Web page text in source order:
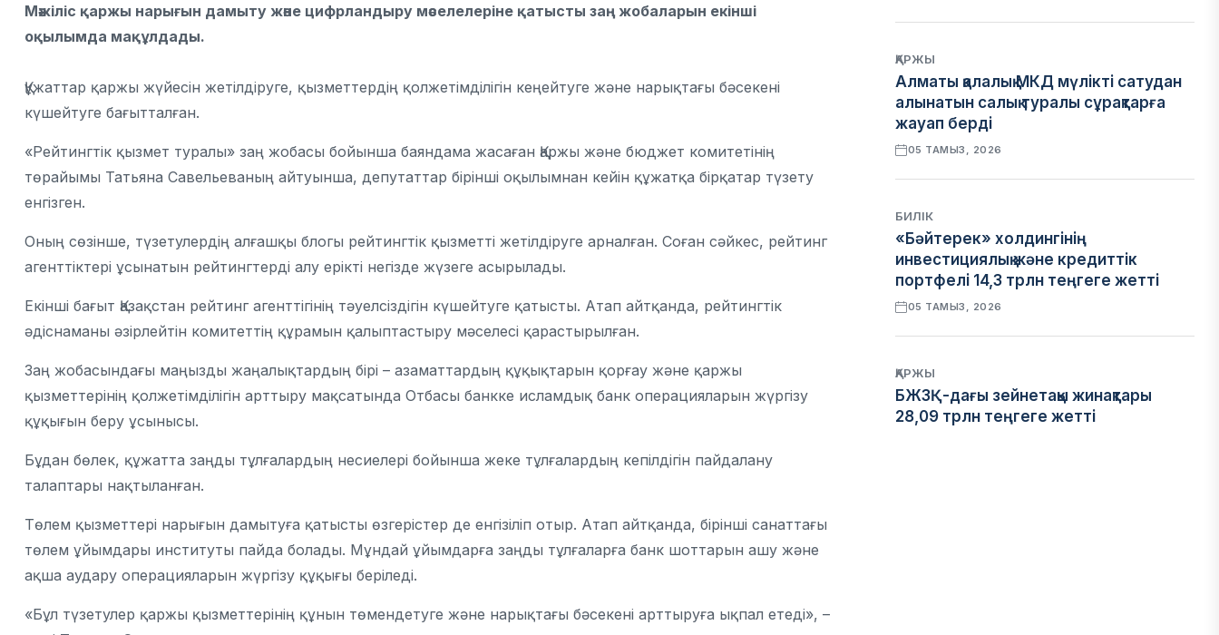
Мәжіліс қаржы нарығын дамыту және цифрландыру мәселелеріне қатысты заң жобаларын екінші
оқылымда мақұлдады.
Құжаттар қаржы жүйесін жетілдіруге, қызметтердің қолжетімділігін кеңейтуге және нарықтағы бәсекені
күшейтуге бағытталған.
«Рейтингтік қызмет туралы» заң жобасы бойынша баяндама жасаған Қаржы және бюджет комитетінің
төрайымы Татьяна Савельеваның айтуынша, депутаттар бірінші оқылымнан кейін құжатқа бірқатар түзету
енгізген.
Оның сөзінше, түзетулердің алғашқы блогы рейтингтік қызметті жетілдіруге арналған. Соған сәйкес, рейтинг
агенттіктері ұсынатын рейтингтерді алу ерікті негізде жүзеге асырылады.
Екінші бағыт Қазақстан рейтинг агенттігінің тәуелсіздігін күшейтуге қатысты. Атап айтқанда, рейтингтік
әдіснаманы әзірлейтін комитеттің құрамын қалыптастыру мәселесі қарастырылған.
Заң жобасындағы маңызды жаңалықтардың бірі – азаматтардың құқықтарын қорғау және қаржы
қызметтерінің қолжетімділігін арттыру мақсатында Отбасы банкке исламдық банк операцияларын жүргізу
құқығын беру ұсынысы.
Бұдан бөлек, құжатта заңды тұлғалардың несиелері бойынша жеке тұлғалардың кепілдігін пайдалану
талаптары нақтыланған.
Төлем қызметтері нарығын дамытуға қатысты өзгерістер де енгізіліп отыр. Атап айтқанда, бірінші санаттағы
төлем ұйымдары институты пайда болады. Мұндай ұйымдарға заңды тұлғаларға банк шоттарын ашу және
ақша аудару операцияларын жүргізу құқығы беріледі.
«Бұл түзетулер қаржы қызметтерінің құнын төмендетуге және нарықтағы бәсекені арттыруға ықпал етеді», –
ҚАРЖЫ
Алматы қалалық МКД мүлікті сатудан
алынатын салық туралы сұрақтарға
жауап берді
05 ТАМЫЗ, 2026
БИЛІК
«Бәйтерек» холдингінің
инвестициялық және кредиттік
портфелі 14,3 трлн теңгеге жетті
05 ТАМЫЗ, 2026
ҚАРЖЫ
БЖЗҚ-дағы зейнетақы жинақтары
28,09 трлн теңгеге жетті